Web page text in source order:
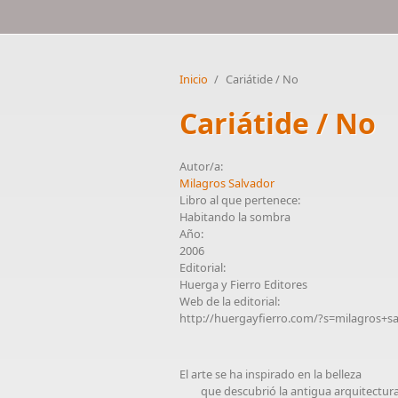
Inicio / Cariátide / No
Cariátide / No
Autor/a:
Milagros Salvador
Libro al que pertenece:
Habitando la sombra
Año:
2006
Editorial:
Huerga y Fierro Editores
Web de la editorial:
http://huergayfierro.com/
El arte se ha inspirado en la belleza
que descubrió la antigua